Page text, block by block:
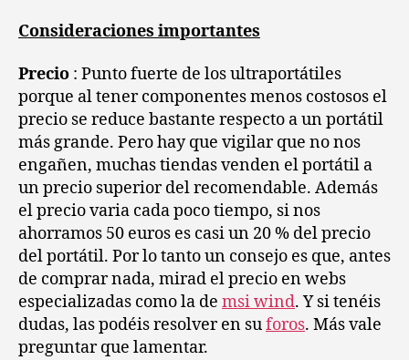
Consideraciones importantes
Precio : Punto fuerte de los ultraportátiles
porque al tener componentes menos costosos el
precio se reduce bastante respecto a un portátil
más grande. Pero hay que vigilar que no nos
engañen, muchas tiendas venden el portátil a
un precio superior del recomendable. Además
el precio varia cada poco tiempo, si nos
ahorramos 50 euros es casi un 20 % del precio
del portátil. Por lo tanto un consejo es que, antes
de comprar nada, mirad el precio en webs
especializadas como la de msi wind. Y si tenéis
dudas, las podéis resolver en suforos. Más vale
preguntar que lamentar.